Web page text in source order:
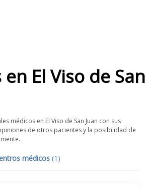
en El Viso de San
médicos en El Viso de San Juan con sus
de otros pacientes y la posibilidad de
médicos (1 )